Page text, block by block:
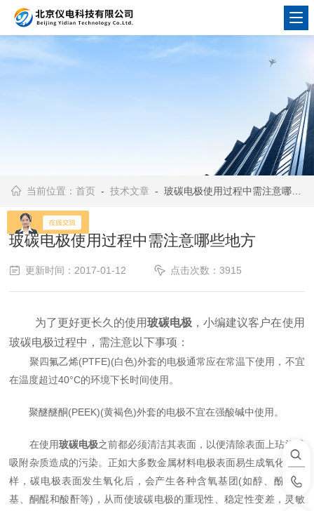
当前位置：首页 -技术文章 - 玻碳电极使用过程中需注意哪些地方
玻碳电极使用过程中需注意哪些地方
更新时间：2017-01-12 点击次数：3915
为了更好更长久的使用玻碳电极 ，小编建议客户在使用
玻碳电极过程中，需注意以下事项：
聚四氟乙烯(PTFE)(白色)外套的电极通常应在常温下使用，不宜
在温度超过40°C的环境下长时间使用。
聚醚醚酮(PEEK)(黄褐色)外套的电极不宜在强酸碱中使用。
在使用玻碳电极之前都必须清洁其表面，以便清除表面上玷污或
吸附杂质造成的污染。正如大多数金属材料电极表面易生成氧化层一
样，碳电极表面发生氧化后，会产生各种含氧基团(如醇、酚、羧
基、酮醌和酸酐等)，从而使玻碳电极的重现性、稳定性变差，灵敏